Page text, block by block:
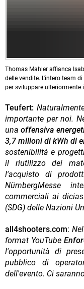
Thomas Mahler affianca
delle vendite. L'intero team
per sviluppare ulteriormente
Teufert:
importante per noi.
unaoffensiva
3,7 milioni di kWh di
sostenibilità e
il riutilizzo dei
l'acquisto di
NürnbergMesse
commerciali ai
(SDG) delle Nazioni
all4shooters.com:
format YouTube
l'opportunità di
pubblico di
dell'evento. Ci